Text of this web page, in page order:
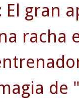
gran
racha
magia